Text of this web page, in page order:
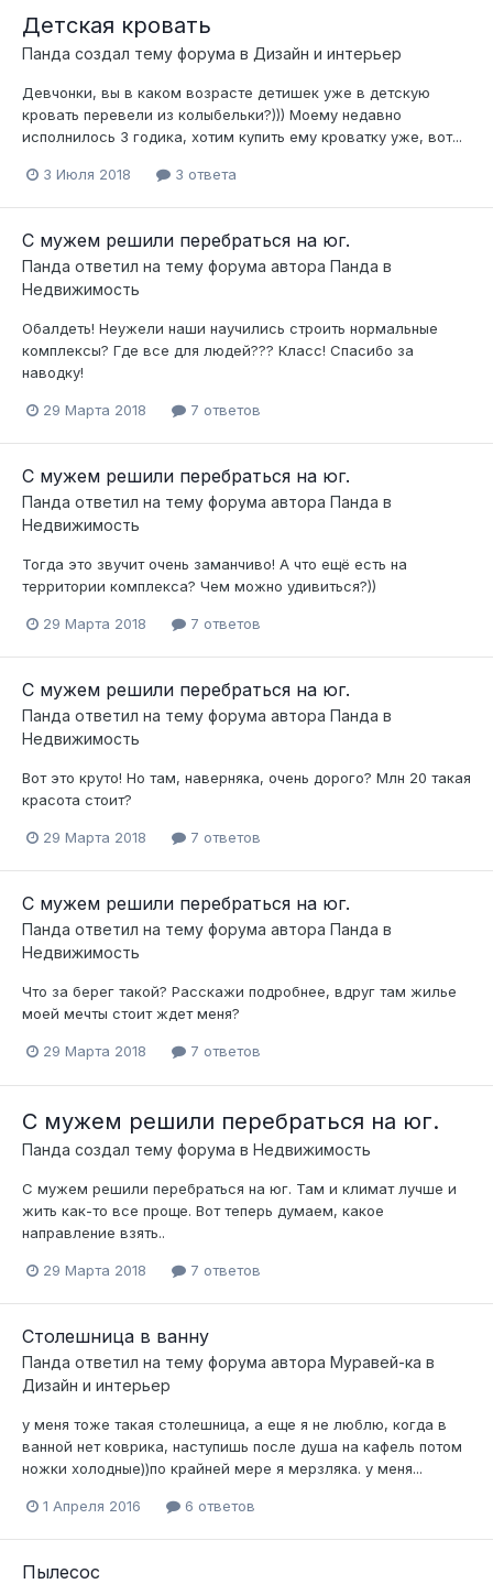
Детская кровать
Панда создал тему форума в Дизайн и интерьер
Девчонки, вы в каком возрасте детишек уже в детскую
кровать перевели из колыбельки?))) Моему недавно
исполнилось 3 годика, хотим купить ему кроватку уже, вот...
3 Июля 2018 3 ответа
С мужем решили перебраться на юг.
Панда ответил на тему форума автора Панда в
Недвижимость
Обалдеть! Неужели наши научились строить нормальные
комплексы? Где все для людей??? Класс! Спасибо за
наводку!
29 Марта 2018 7 ответов
С мужем решили перебраться на юг.
Панда ответил на тему форума автора Панда в
Недвижимость
Тогда это звучит очень заманчиво! А что ещё есть на
территории комплекса? Чем можно удивиться?))
29 Марта 2018 7 ответов
С мужем решили перебраться на юг.
Панда ответил на тему форума автора Панда в
Недвижимость
Вот это круто! Но там, наверняка, очень дорого? Млн 20 такая
красота стоит?
29 Марта 2018 7 ответов
С мужем решили перебраться на юг.
Панда ответил на тему форума автора Панда в
Недвижимость
Что за берег такой? Расскажи подробнее, вдруг там жилье
моей мечты стоит ждет меня?
29 Марта 2018 7 ответов
С мужем решили перебраться на юг.
Панда создал тему форума в Недвижимость
С мужем решили перебраться на юг. Там и климат лучше и
жить как-то все проще. Вот теперь думаем, какое
направление взять..
29 Марта 2018 7 ответов
Столешница в ванну
Панда ответил на тему форума автора Муравей-ка в
Дизайн и интерьер
у меня тоже такая столешница, а еще я не люблю, когда в
ванной нет коврика, наступишь после душа на кафель потом
ножки холодные))по крайней мере я мерзляка. у меня...
1 Апреля 2016 6 ответов
Пылесос